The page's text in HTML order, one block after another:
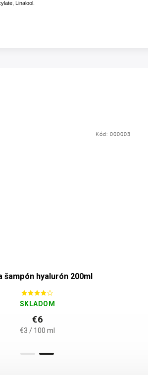
Linalool.
šampón hyalurón 200ml
SKLADOM
€6
€3 / 100 ml
Kód: 000003